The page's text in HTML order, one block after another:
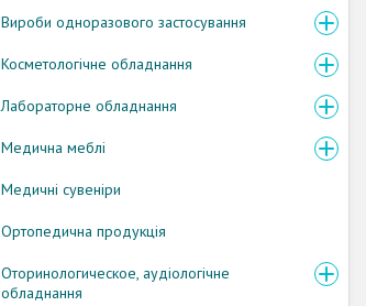
Вироби одноразового застосування
Косметологічне обладнання
Лабораторне обладнання
Медична меблі
Медичні сувеніри
Ортопедична продукція
Оторинологическое, аудіологічне
обладнання